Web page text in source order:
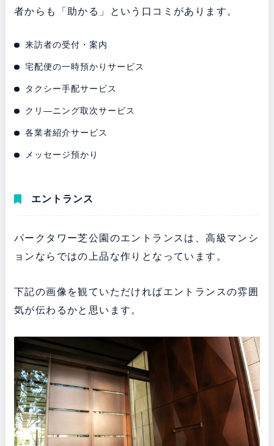
者からも「助かる」という口コミがあります。
来訪者の受付・案内
宅配便の一時預かりサービス
タクシー手配サービス
クリ―ニング取次サービス
各業者紹介サービス
メッセージ預かり
エントランス
パークタワー芝公園のエントランスは、高級マンシ
ョンならではの上品な作りとなっています。
下記の画像を観ていただければエントランスの雰囲
気が伝わるかと思います。